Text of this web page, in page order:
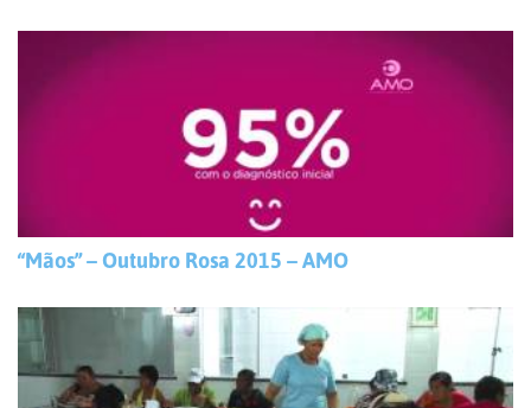
“Mãos” – Outubro Rosa 2015 – AMO